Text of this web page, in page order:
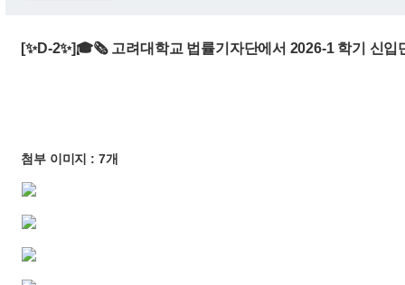
[✨D-2✨]🎓🗞 고려대학교 법률기자단에서 2026-1 학기 신
첨부 이미지 : 7개